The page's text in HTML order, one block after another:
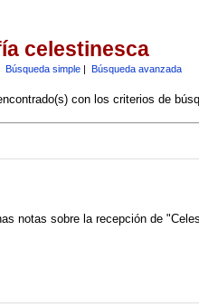
celestinesca
Búsqueda simple| Búsqueda avanzada
con los criterios de
notas sobre la recepción de